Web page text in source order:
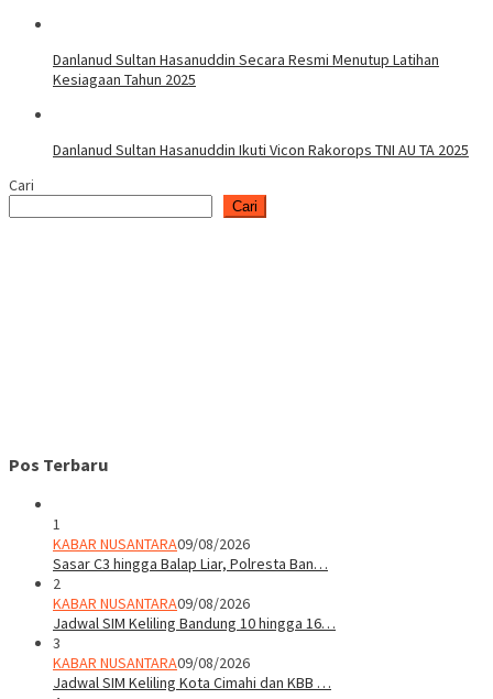
Danlanud Sultan Hasanuddin Secara Resmi Menutup Latihan
Kesiagaan Tahun 2025
Danlanud Sultan Hasanuddin Ikuti Vicon Rakorops TNI AU TA 2025
Cari
Cari
Pos Terbaru
1
KABAR NUSANTARA09/08/2026
Sasar C3 hingga Balap Liar, Polresta Ban…
2
KABAR NUSANTARA09/08/2026
Jadwal SIM Keliling Bandung 10 hingga 16…
3
KABAR NUSANTARA09/08/2026
Jadwal SIM Keliling Kota Cimahi dan KBB …